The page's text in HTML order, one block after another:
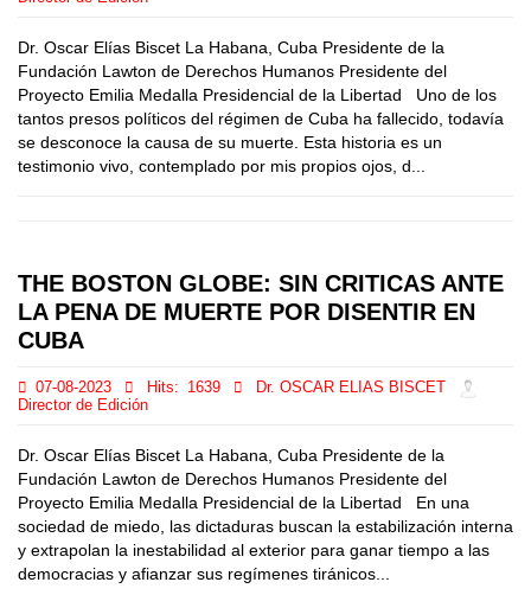
Dr. Oscar Elías Biscet La Habana, Cuba Presidente de la
Fundación Lawton de Derechos Humanos Presidente del
Proyecto Emilia Medalla Presidencial de la Libertad Uno de los
tantos presos políticos del régimen de Cuba ha fallecido, todavía
se desconoce la causa de su muerte. Esta historia es un
testimonio vivo, contemplado por mis propios ojos, d...
THE BOSTON GLOBE: SIN CRITICAS ANTE
LA PENA DE MUERTE POR DISENTIR EN
CUBA
07-08-2023 Hits: 1639
Dr. OSCAR ELIAS BISCET
Director de Edición
Dr. Oscar Elías Biscet La Habana, Cuba Presidente de la
Fundación Lawton de Derechos Humanos Presidente del
Proyecto Emilia Medalla Presidencial de la Libertad En una
sociedad de miedo, las dictaduras buscan la estabilización interna
y extrapolan la inestabilidad al exterior para ganar tiempo a las
democracias y afianzar sus regímenes tiránicos...